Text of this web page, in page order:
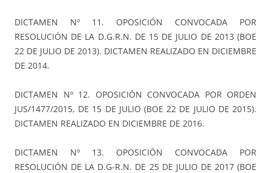
DICTAMEN Nº 11. OPOSICIÓN CONVOCADA POR
RESOLUCIÓN DE LA D.G.R.N. DE 15 DE JULIO DE 2013 (BOE
22 DE JULIO DE 2013). DICTAMEN REALIZADO EN DICIEMBRE
DE 2014.
DICTAMEN Nº 12. OPOSICIÓN CONVOCADA POR ORDEN
JUS/1477/2015, DE 15 DE JULIO (BOE 22 DE JULIO DE 2015).
DICTAMEN REALIZADO EN DICIEMBRE DE 2016.
DICTAMEN Nº 13. OPOSICIÓN CONVOCADA POR
RESOLUCIÓN DE LA D.G-R.N. DE 25 DE JULIO DE 2017 (BOE